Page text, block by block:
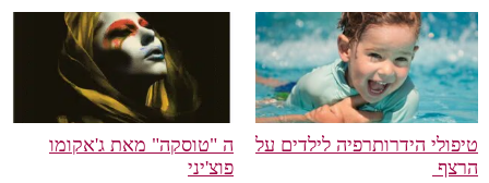
טיפולי הידרותרפיה לילדים על
הרצף
ה "טוסקה" מאת ג'אקומו
פוצ'יני